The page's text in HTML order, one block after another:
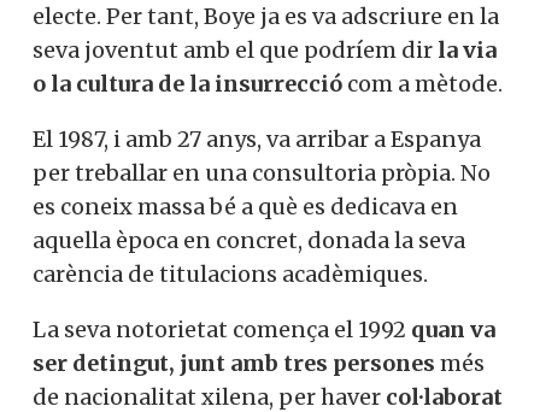
electe. Per tant, Boye ja es va adscriure en la
seva joventut amb el que podríem dir la via
o la cultura de la insurrecció com a mètode.
El 1987, i amb 27 anys, va arribar a Espanya
per treballar en una consultoria pròpia. No
es coneix massa bé a què es dedicava en
aquella època en concret, donada la seva
carència de titulacions acadèmiques.
La seva notorietat comença el 1992 quan va
ser detingut, junt amb tres persones més
de nacionalitat xilena, per haver col·laborat